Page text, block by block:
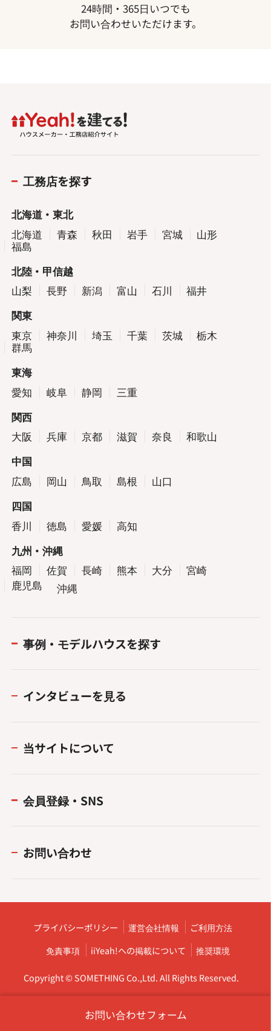
24時間・365日いつでも
お問い合わせいただけます。
お問い合わせフォーム
工務店を探す
北海道・東北
北海道
青森 秋田 岩手 宮城
山形
福島
北陸・甲信越
山梨
長野 新潟 富山 石川
福井
関東
東京
神奈川 埼玉 千葉 茨城
栃木
群馬
東海
愛知
岐阜 静岡
三重
関西
大阪
兵庫 京都 滋賀 奈良
和歌山
中国
広島
岡山 鳥取 島根
山口
四国
香川
徳島 愛媛
高知
九州・沖縄
福岡
佐賀 長崎 熊本 大分
宮崎
鹿児島
沖縄
事例・モデルハウスを探す
インタビューを見る
当サイトについて
会員登録・SNS
お問い合わせ
プライバシーポリシー 運営会社情報
ご利用方法
免責事項
iiYeah!への掲載について 推奨環境
Copyright © SOMETHING Co.,Ltd. All Rights Reserved.